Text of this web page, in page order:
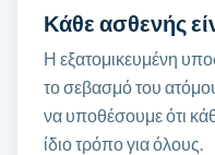
Κάθε ασθενής
Η εξατομικευμένη
το σεβασμό του
να υποθέσουμε ότι
ίδιο τρόπο για όλους.